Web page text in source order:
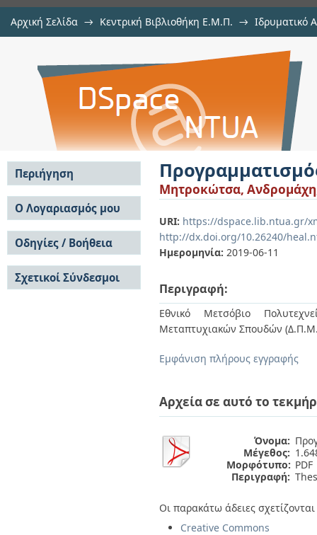
Αρχική Σελίδα → Κεντρική Βιβλιοθήκη Ε.Μ.Π. → Ιδρυματικό
Προγραμματισμός πωλήσεων και
Μητροκώτσα, Ανδρομάχη
URI: https://dspace.lib.ntua.gr/
http://dx.doi.org/10.26240/
Ημερομηνία: 2019-06-11
Περιγραφή:
Εθνικό Μετσόβιο
Μεταπτυχιακών Σπουδών
Εμφάνιση πλήρους εγγραφής
Αρχεία σε αυτό το
Όνομα:
Μέγεθος:
Μορφότυπο: PDF
Περιγραφή:
Οι παρακάτω άδειες
Creative Commons
Περιήγηση
Σε όλο το DSpace
Κοινότητες & Συλλογές
Ανά Ημερομηνία
Έκδοσης
Συγγραφείς
Τίτλοι
Θέματα
Ο Λογαριασμός μου
Σύνδεση
Εγγραφή
Οδηγίες / Βοήθεια
Οδηγίες Υποβολής
Οδηγίες Χρήσης ΙΑ
Συχνές Ερωτήσεις
Σχετικοί Σύνδεσμοι